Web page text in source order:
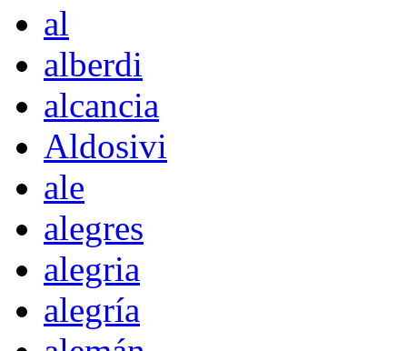
al
alberdi
alcancia
Aldosivi
ale
alegres
alegria
alegría